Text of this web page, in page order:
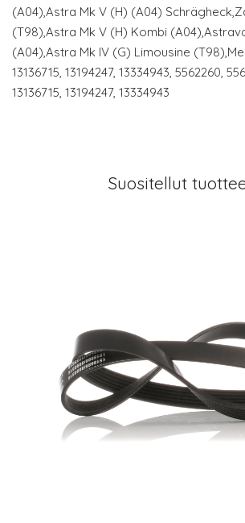
(A04),Astra Mk V (H) (A04)
(T98),Astra Mk V (H) Kombi
(A04),Astra Mk IV (G) Limousine
13136715, 13194247, 13334943, 5562260,
13136715, 13194247, 13334943
Suositellut